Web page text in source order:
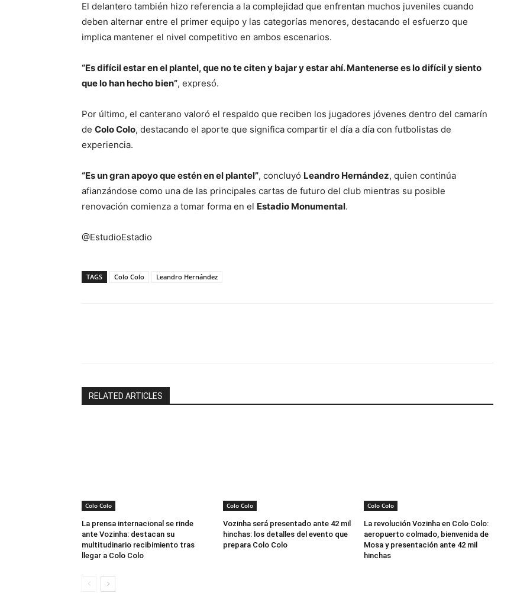
El delantero también hizo referencia a la complejidad que enfrentan muchos juveniles cuando
deben alternar entre el primer equipo y las categorías menores, destacando el esfuerzo que
implica mantener el nivel competitivo en ambos escenarios.
“Es difícil estar en el plantel, que no te citen y bajar y estar ahí. Mantenerse es lo difícil y siento
que lo han hecho bien”, expresó.
Por último, el canterano valoró el respaldo que reciben los jugadores jóvenes dentro del camarín
de Colo Colo, destacando el aporte que significa compartir el día a día con futbolistas de
experiencia.
“Es un gran apoyo que estén en el plantel”, concluyó Leandro Hernández, quien continúa
afianzándose como una de las principales cartas de futuro del club mientras su posible
renovación comienza a tomar forma en el Estadio Monumental.
@EstudioEstadio
TAGS Colo Colo Leandro Hernández
RELATED ARTICLES
Colo Colo
La prensa internacional se rinde
ante Vozinha: destacan su
multitudinario recibimiento tras
llegar a Colo Colo
Colo Colo
Vozinha será presentado ante 42 mil
hinchas: los detalles del evento que
prepara Colo Colo
Colo Colo
La revolución Vozinha en Colo Colo:
aeropuerto colmado, bienvenida de
Mosa y presentación ante 42 mil
hinchas